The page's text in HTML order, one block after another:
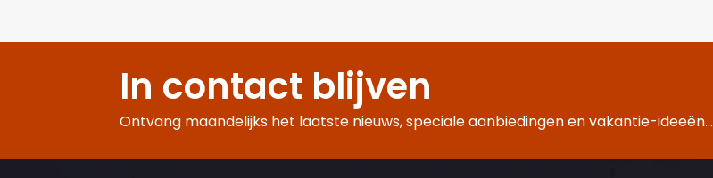
In contact blijven
Ontvang maandelijks het laatste nieuws, speciale aanbiedingen en vakantie-ideeën...